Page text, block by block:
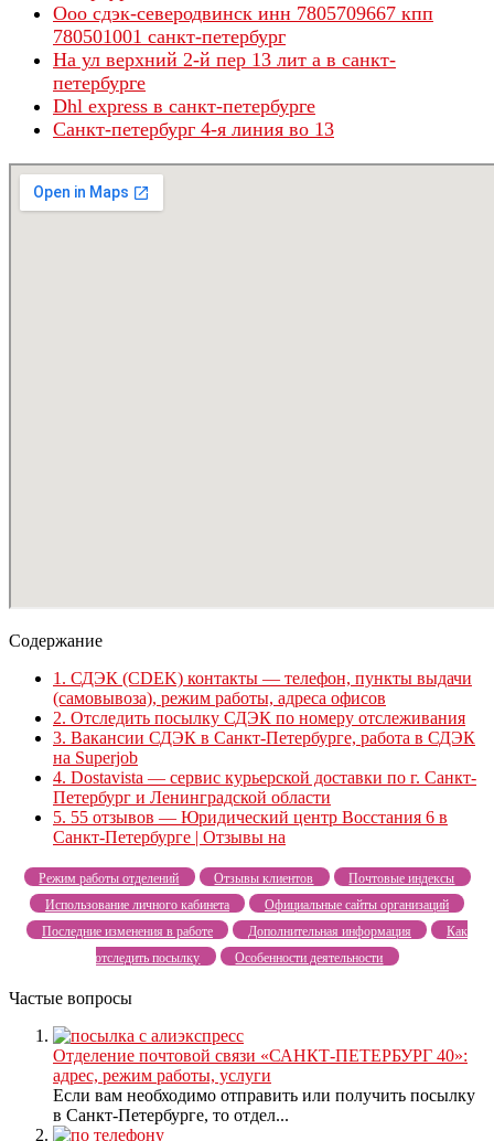
Ооо сдэк-северодвинск инн 7805709667 кпп
780501001 санкт-петербург
На ул верхний 2-й пер 13 лит а в санкт-
петербурге
Dhl express в санкт-петербурге
Санкт-петербург 4-я линия во 13
Содержание
1. СДЭК (CDEK) контакты — телефон, пункты выдачи
(самовывоза), режим работы, адреса офисов
2. Отследить посылку СДЭК по номеру отслеживания
3. Вакансии СДЭК в Санкт-Петербурге, работа в СДЭК
на Superjob
4. Dostavista — сервис курьерской доставки по г. Санкт-
Петербург и Ленинградской области
5. 55 отзывов — Юридический центр Восстания 6 в
Санкт-Петербурге | Отзывы на
Режим работы отделений Отзывы клиентов
Почтовые индексы
Использование личного кабинета
Официальные сайты организаций
Последние изменения в работе
Дополнительная информация
Как
отследить посылку
Особенности деятельности
Частые вопросы
Отделение почтовой связи «САНКТ-ПЕТЕРБУРГ 40»:
адрес, режим работы, услуги
Если вам необходимо отправить или получить посылку
в Санкт-Петербурге, то отдел...